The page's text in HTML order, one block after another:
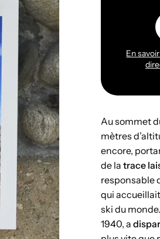
En
Au sommet
mètres
encore,
de la trace
responsable
qui
ski du
1940, a